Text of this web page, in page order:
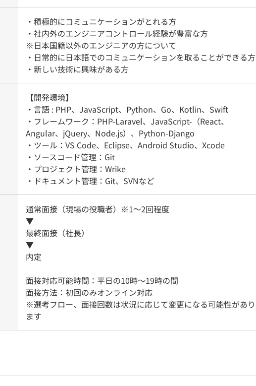
・積極的にコミュニケーションがとれる方
・社内外のエンジニアコントロール経験が豊富な方
※日本国籍以外のエンジニアの方について
・日常的に日本語でのコミュニケーションを取ることができる方
・新しい技術に興味がある方
【開発環境】
・言語 : PHP、JavaScript、Python、Go、Kotlin、Swift
・フレームワーク：PHP-Laravel、JavaScript-（React、
Angular、jQuery、Node.js）、Python-Django
・ツール：VS Code、Eclipse、Android Studio、Xcode
・ソースコード管理：Git
・プロジェクト管理：Wrike
・ドキュメント管理：Git、SVNなど
通常面接（現場の役職者）※1～2回程度
▼
最終面接（社長）
▼
内定
面接対応可能時間：平日の10時～19時の間
面接方法：初回のみオンライン対応
※選考フロー、面接回数は状況に応じて変更になる可能性があり
ます